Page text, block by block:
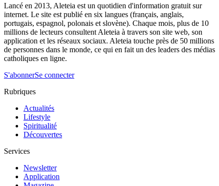
Lancé en 2013, Aleteia est un quotidien d'information gratuit sur
internet. Le site est publié en six langues (français, anglais,
portugais, espagnol, polonais et slovène). Chaque mois, plus de 10
millions de lecteurs consultent Aleteia à travers son site web, son
application et les réseaux sociaux. Aleteia touche près de 50 millions
de personnes dans le monde, ce qui en fait un des leaders des médias
catholiques en ligne.
S'abonnerSe connecter
Rubriques
Actualités
Lifestyle
Spiritualité
Découvertes
Services
Newsletter
Application